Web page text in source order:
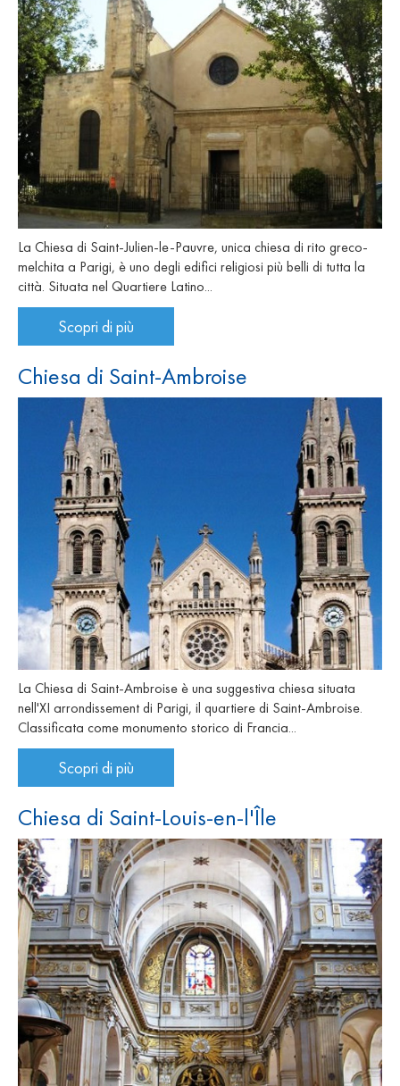
La Chiesa di Saint-Julien-le-Pauvre, unica chiesa di rito greco-
melchita a Parigi, è uno degli edifici religiosi più belli di tutta la
città. Situata nel Quartiere Latino...
Scopri di più
Chiesa di Saint-Ambroise
La Chiesa di Saint-Ambroise è una suggestiva chiesa situata
nell'XI arrondissement di Parigi, il quartiere di Saint-Ambroise.
Classificata come monumento storico di Francia...
Scopri di più
Chiesa di Saint-Louis-en-l'Île